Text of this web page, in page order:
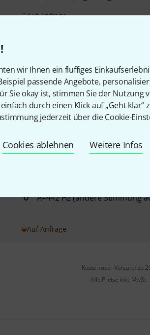
wir Ihnen ein fluffiges
passende Angebote,
Sie okay ist, stimmen Sie der Nutzung
durch einen Klick auf „Geht klar“
jederzeit über die Cookie-
Cookies ablehnen Weitere Infos
Auf Anfrage
3 Oktaven (F3 - F6)
A = 442 Hz
Motor: leise Pausensteuerung
mit einstellbarer
Sofort lieferbar
BergeraultBVGIGM Vibraphone
A=442 Hz (andere Stimmung
Auf Anfrage
Kostenloser Versand ab
Alle Preise inkl. MwSt.